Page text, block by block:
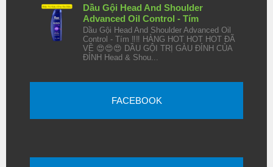
Dầu Gội Head And Shoulder
Advanced Oil Control - Tím
Dầu Gội Head And Shoulder Advanced Oil
Control - Tím ‼️‼️ HÀNG HOT HOT HOT ĐÃ
VỀ 😍😍😍 DẦU GỘI TRỊ GÀU ĐỈNH CỦA
ĐỈNH Head & Shou...
FACEBOOK